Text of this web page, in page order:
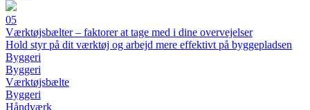
05
Værktøjsbælter – faktorer at tage med i dine overvejelser
Hold styr på dit værktøj og arbejd mere effektivt på byggepladsen
Byggeri
Byggeri
Værktøjsbælte
Byggeri
Håndværk